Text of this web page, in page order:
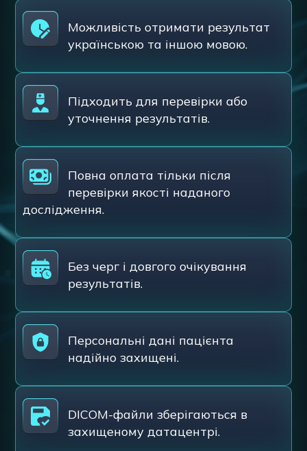
Можливість отримати результат
українською та іншою мовою.
Підходить для перевірки або
уточнення результатів.
Повна оплата тільки після
перевірки якості наданого
дослідження.
Без черг і довгого очікування
результатів.
Персональні дані пацієнта
надійно захищені.
DICOM-файли зберігаються в
захищеному датацентрі.